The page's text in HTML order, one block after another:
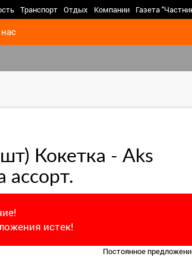
Транспорт Отдых Компании Газета>
Кокетка - Aks
ассорт.
истек!
Постоянное